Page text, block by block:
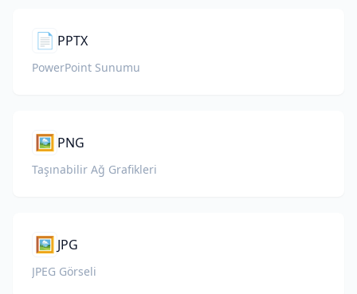
📄 PPTX
PowerPoint Sunumu
🖼️ PNG
Taşınabilir Ağ Grafikleri
🖼️ JPG
JPEG Görseli